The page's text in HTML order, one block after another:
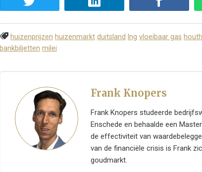
huizenprijzen huizenmarkt duitsland lng vloeibaar gas
bankbiljetten milei
Frank Knopers
Frank Knopers studeerde
Enschede en behaalde een
de effectiviteit van
van de financiële crisis is Frank
goudmarkt.